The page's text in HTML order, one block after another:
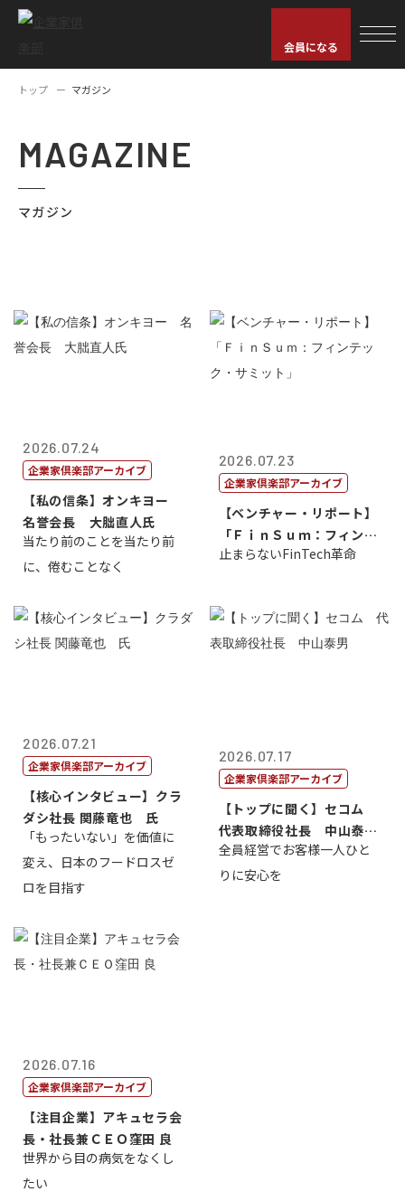
会員になる
トップ マガジン
MAGAZINE
マガジン
2026.07.24
企業家倶楽部アーカイブ
【私の信条】オンキヨー
名誉会長 大朏直人氏
当たり前のことを当たり前
に、倦むことなく
2026.07.23
企業家倶楽部アーカイブ
【ベンチャー・リポート】
「ＦｉｎＳｕｍ：フィンテ
ック・サミッ...
止まらないFinTech革命
2026.07.21
企業家倶楽部アーカイブ
【核心インタビュー】クラ
ダシ社長 関藤竜也 氏
「もったいない」を価値に
変え、日本のフードロスゼ
ロを目指す
2026.07.17
企業家倶楽部アーカイブ
【トップに聞く】セコム
代表取締役社長 中山泰
男
全員経営でお客様一人ひと
りに安心を
2026.07.16
企業家倶楽部アーカイブ
【注目企業】アキュセラ会
長・社長兼ＣＥＯ窪田 良
世界から目の病気をなくし
たい